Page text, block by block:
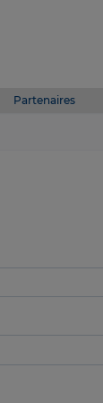
Partenaires